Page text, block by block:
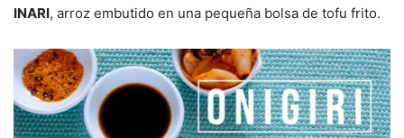
INARI, arroz embutido en una pequeña bolsa de tofu frito.